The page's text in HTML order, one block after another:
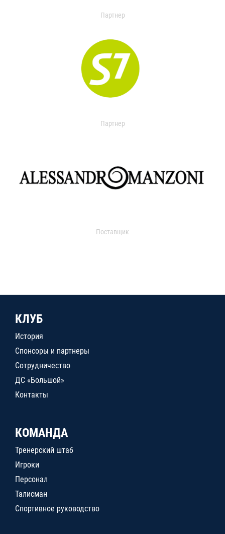
Партнер
Партнер
Поставщик
КЛУБ
История
Спонсоры и партнеры
Сотрудничество
ДС «Большой»
Контакты
КОМАНДА
Тренерский штаб
Игроки
Персонал
Талисман
Спортивное руководство